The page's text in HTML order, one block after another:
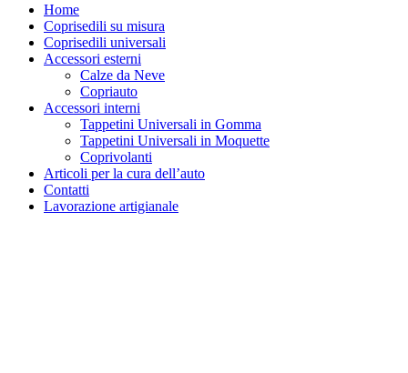
Home
Coprisedili su misura
Coprisedili universali
Accessori esterni
Calze da Neve
Copriauto
Accessori interni
Tappetini Universali in Gomma
Tappetini Universali in Moquette
Coprivolanti
Articoli per la cura dell’auto
Contatti
Lavorazione artigianale